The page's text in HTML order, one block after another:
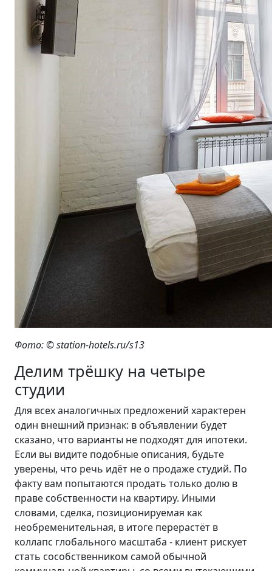
Фото: © station-hotels.ru/s13
Делим трёшку на четыре
студии
Для всех аналогичных предложений характерен
один внешний признак: в объявлении будет
сказано, что варианты не подходят для ипотеки.
Если вы видите подобные описания, будьте
уверены, что речь идёт не о продаже студий. По
факту вам попытаются продать только долю в
праве собственности на квартиру. Иными
словами, сделка, позиционируемая как
необременительная, в итоге перерастёт в
коллапс глобального масштаба - клиент рискует
стать сособственником самой обычной